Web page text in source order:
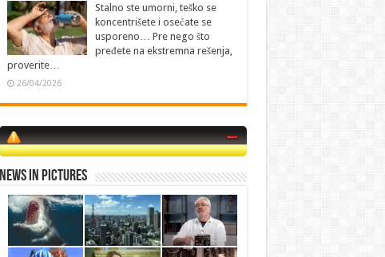
Stalno ste umorni, teško se
koncentrišete i osećate se
usporeno… Pre nego što
pređete na ekstremna rešenja,
proverite…
26/04/2026
News in Pictures